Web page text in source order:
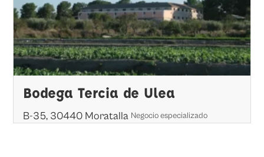
Bodega Tercia de Ulea
B-35, 30440 Moratalla Negocio especializado